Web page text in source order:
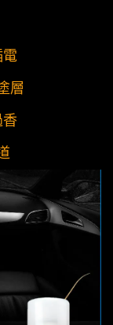
層